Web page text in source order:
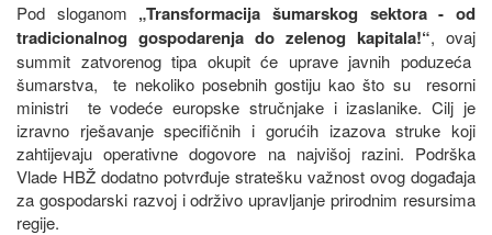
Pod sloganom „Transformacija šumarskog sektora - od
tradicionalnog gospodarenja do zelenog kapitala!“, ovaj
summit zatvorenog tipa okupit će uprave javnih poduzeća
šumarstva, te nekoliko posebnih gostiju kao što su resorni
ministri te vodeće europske stručnjake i izaslanike. Cilj je
izravno rješavanje specifičnih i gorućih izazova struke koji
zahtijevaju operativne dogovore na najvišoj razini. Podrška
Vlade HBŽ dodatno potvrđuje stratešku važnost ovog događaja
za gospodarski razvoj i održivo upravljanje prirodnim resursima
regije.